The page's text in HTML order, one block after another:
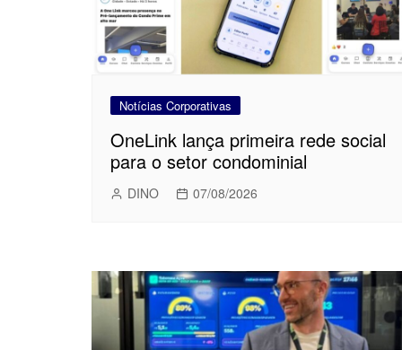
Notícias Corporativas
OneLink lança primeira rede social
para o setor condominial
DINO 07/08/2026